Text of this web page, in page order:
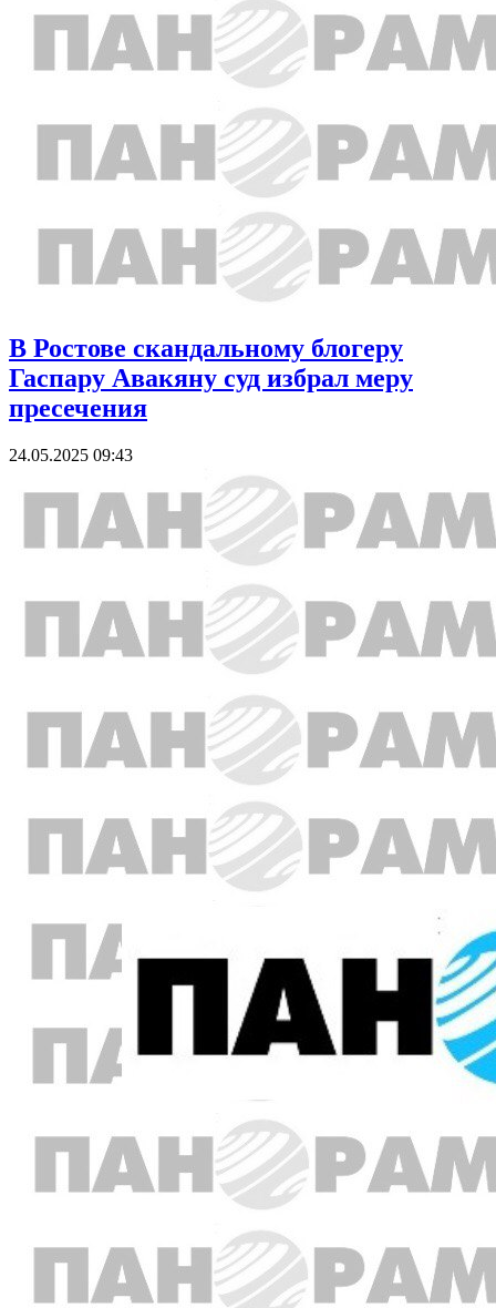
В Ростове скандальному блогеру
Гаспару Авакяну суд избрал меру
пресечения
24.05.2025 09:43